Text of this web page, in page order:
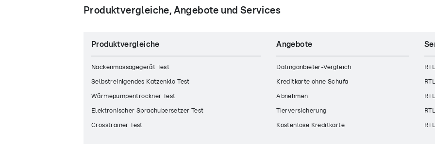
Produktvergleiche, Angebote und Services
Produktvergleiche
Nackenmassagegerät Test
Selbstreinigendes Katzenklo Test
Wärmepumpentrockner Test
Elektronischer Sprachübersetzer Test
Crosstrainer Test
Angebote
Datinganbieter-Vergleich
Kreditkarte ohne Schufa
Abnehmen
Tierversicherung
Kostenlose Kreditkarte